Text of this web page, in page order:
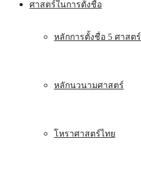
ศาสตร์ในการตั้งชื่อ
หลักการตั้งชื่อ 5 ศาสตร์
หลักนวนามศาสตร์
โหราศาสตร์ไทย